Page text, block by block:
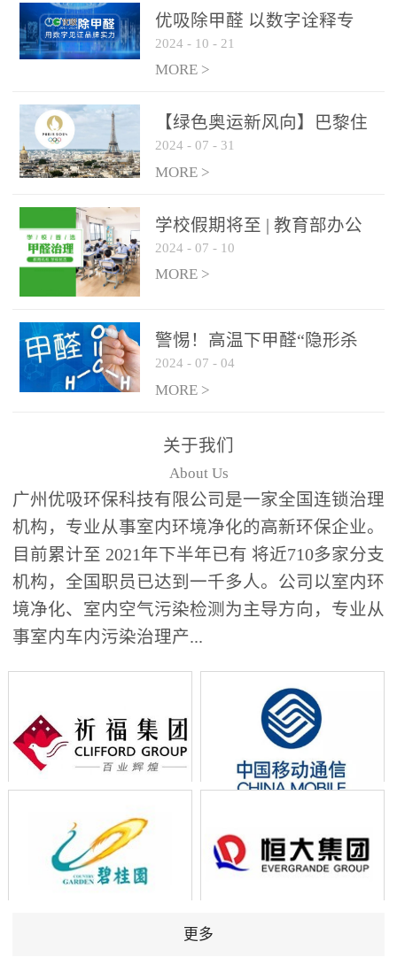
优吸除甲醛 以数字诠释专
业，尽显除醛品牌实力！
2024 - 10 - 21
MORE >
【绿色奥运新风向】巴黎住
宿风波：优吸环保共建健康
绿色家居
2024 - 07 - 31
MORE >
学校假期将至 | 教育部办公
厅关于加强学校新建校舍室
内空气质量管理通知
2024 - 07 - 10
MORE >
警惕！高温下甲醛“隐形杀
手”来袭，你的家安全吗？
2024 - 07 - 04
MORE >
关于我们
About Us
广州优吸环保科技有限公司是一家全国连锁治理
机构，专业从事室内环境净化的高新环保企业。
目前累计至 2021年下半年已有 将近710多家分支
机构，全国职员已达到一千多人。公司以室内环
境净化、室内空气污染检测为主导方向，专业从
事室内车内污染治理产...
更多